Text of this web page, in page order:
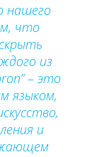
нашего
что
из
– это
языком,
и